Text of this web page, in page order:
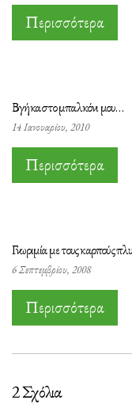
Περισσότερα
Βγήκα στο μπαλκόνι μου…
14 Ιανουαρίου, 2010
Περισσότερα
Γνωριμία με τους καρπούς
6 Σεπτεμβρίου, 2008
Περισσότερα
2 Σχόλια